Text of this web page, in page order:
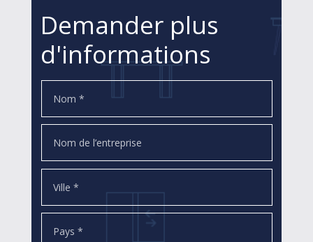
Demander plus
d'informations